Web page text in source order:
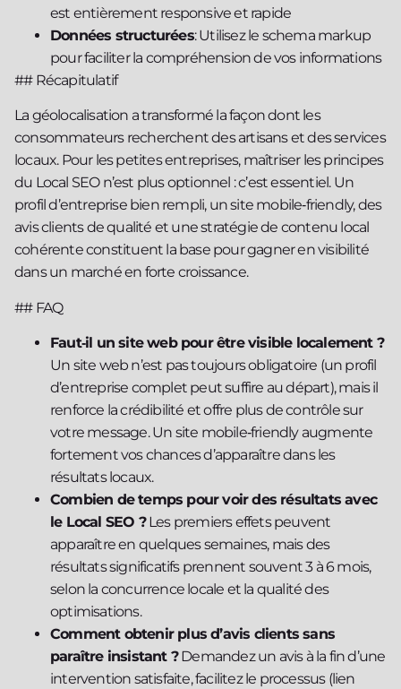
est entièrement responsive et rapide
Données structurées: Utilisez le schema markup
pour faciliter la compréhension de vos informations
## Récapitulatif
La géolocalisation a transformé la façon dont les
consommateurs recherchent des artisans et des services
locaux. Pour les petites entreprises, maîtriser les principes
du Local SEO n’est plus optionnel : c’est essentiel. Un
profil d’entreprise bien rempli, un site mobile‑friendly, des
avis clients de qualité et une stratégie de contenu local
cohérente constituent la base pour gagner en visibilité
dans un marché en forte croissance.
## FAQ
Faut‑il un site web pour être visible localement ?
Un site web n’est pas toujours obligatoire (un profil
d’entreprise complet peut suffire au départ), mais il
renforce la crédibilité et offre plus de contrôle sur
votre message. Un site mobile‑friendly augmente
fortement vos chances d’apparaître dans les
résultats locaux.
Combien de temps pour voir des résultats avec
le Local SEO ?Les premiers effets peuvent
apparaître en quelques semaines, mais des
résultats significatifs prennent souvent 3 à 6 mois,
selon la concurrence locale et la qualité des
optimisations.
Comment obtenir plus d’avis clients sans
paraître insistant ?Demandez un avis à la fin d’une
intervention satisfaite, facilitez le processus (lien